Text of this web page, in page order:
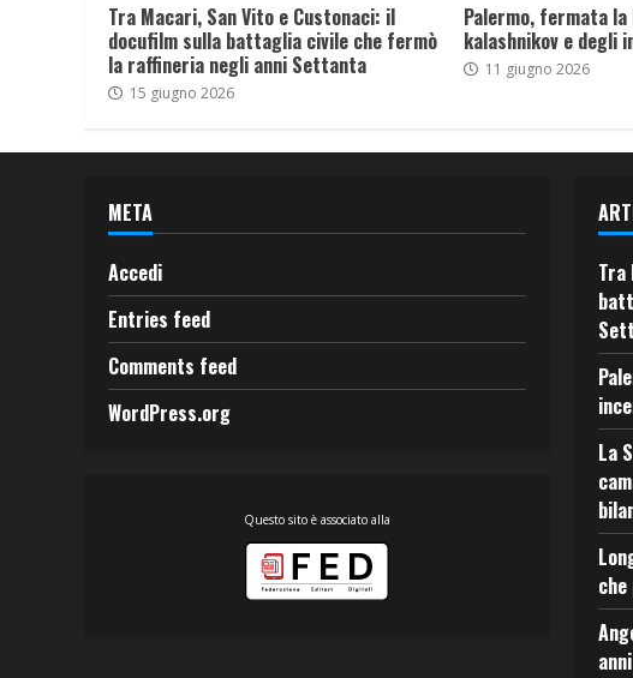
Tra Macari, San Vito e Custonaci: il
docufilm sulla battaglia civile che fermò
la raffineria negli anni Settanta
15 giugno 2026
Palermo, fermata la
kalashnikov e degli
11 giugno 2026
META
Accedi
Entries feed
Comments feed
WordPress.org
Questo sito è associato alla
Tra
La